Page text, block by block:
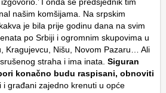
našim komšijama. Na srpskim
je bila prije godinu dana na svim
po Srbiji i ogromnim skupovima u
Kragujevcu, Nišu, Novom Pazaru… Ali
straha i ima inata. Siguran
konačno budu raspisani, obnoviti
i građani zajedno krenuti u opće